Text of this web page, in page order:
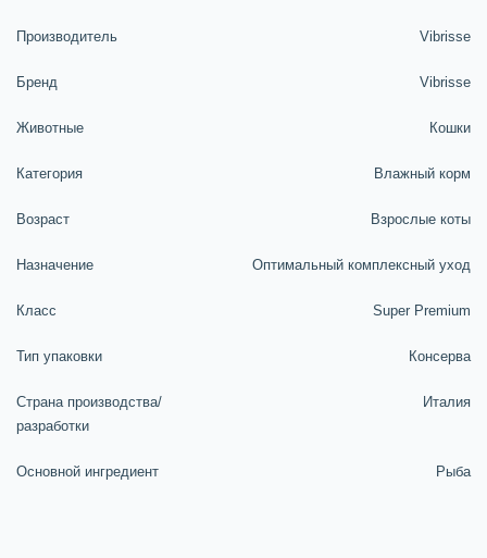
Производитель Vibrisse
Бренд Vibrisse
Животные Кошки
Категория Влажный корм
Возраст Взрослые коты
Назначение Оптимальный комплексный уход
Класс Super Premium
Тип упаковки Консерва
Страна производства/
разработки
Италия
Основной ингредиент Рыба